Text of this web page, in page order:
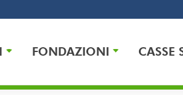
FONDAZIONI CASSE